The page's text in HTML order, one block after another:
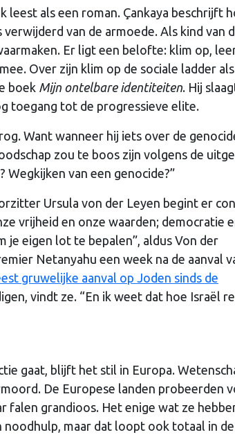
als een roman. Çankaya beschrijft
van de armoede. Als kind van
Er ligt een belofte: klim op,
Over zijn klim op de sociale ladder
boek Mijn ontelbare identiteiten. Hij
toegang tot de progressieve elite.
Want wanneer hij iets over de
zou te boos zijn volgens de
Wegkijken van een genocide?”
Ursula von der Leyen begint er
vrijheid en onze waarden; democratie
je eigen lot te bepalen”, aldus Von der
Netanyahu een week na de aanval
gruwelijke aanval op Joden sinds de
vindt ze. “En ik weet dat hoe Israël
gaat, blijft het stil in Europa.
De Europese landen probeerden
falen grandioos. Het enige wat ze
maar dat loopt ook totaal in de